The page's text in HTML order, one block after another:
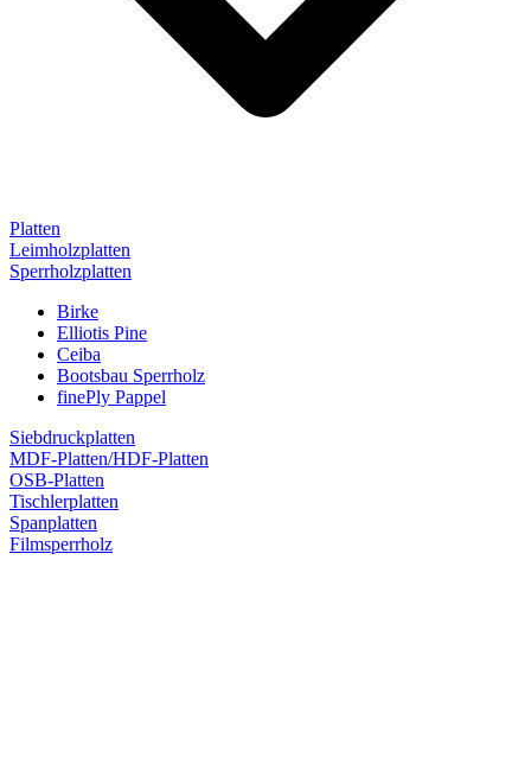
Platten
Leimholzplatten
Sperrholzplatten
Birke
Elliotis Pine
Ceiba
Bootsbau Sperrholz
finePly Pappel
Siebdruckplatten
MDF-Platten/HDF-Platten
OSB-Platten
Tischlerplatten
Spanplatten
Filmsperrholz